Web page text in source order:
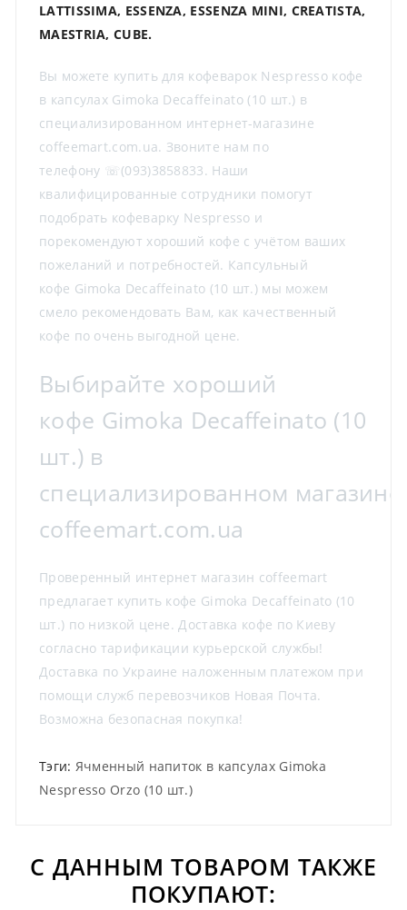
LATTISSIMA, ESSENZA, ESSENZA MINI, CREATISTA,
MAESTRIA, CUBE.
Вы можете купить для кофеварок Nespresso кофе
в капсулах Gimoka Decaffeinato (10 шт.) в
специализированном интернет-магазине
coffeemart.com.ua. Звоните нам по
телефону ☏(093)3858833. Наши
квалифицированные сотрудники помогут
подобрать кофеварку Nespresso и
порекомендуют хороший кофе с учётом ваших
пожеланий и потребностей. Капсульный
кофе Gimoka Decaffeinato (10 шт.) мы можем
смело рекомендовать Вам, как качественный
кофе по очень выгодной цене.
Выбирайте хороший
кофе Gimoka Decaffeinato (10
шт.) в
специализированном магазине
coffeemart.com.ua
Проверенный интернет магазин coffeemart
предлагает купить кофе Gimoka Decaffeinato (10
шт.) по низкой цене. Доставка кофе по Киеву
согласно тарификации курьерской службы!
Доставка по Украине наложенным платежом при
помощи служб перевозчиков Новая Почта.
Возможна безопасная покупка!
Тэги: Ячменный напиток в капсулах Gimoka
Nespresso Orzo (10 шт.)
С ДАННЫМ ТОВАРОМ ТАКЖЕ
ПОКУПАЮТ: